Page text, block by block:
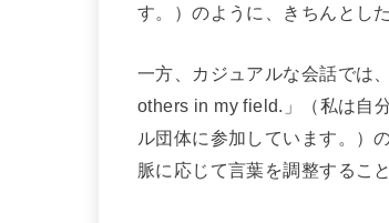
す。）のように、きちんとし
一方、カジュアルな会話では
others in my field.」（私は自
ル団体に参加しています。）
脈に応じて言葉を調整するこ